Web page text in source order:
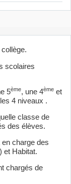
scolaires
5ème, une 4ème et
4 niveaux .
classe de
des élèves.
charge des
et Habitat.
chargés de